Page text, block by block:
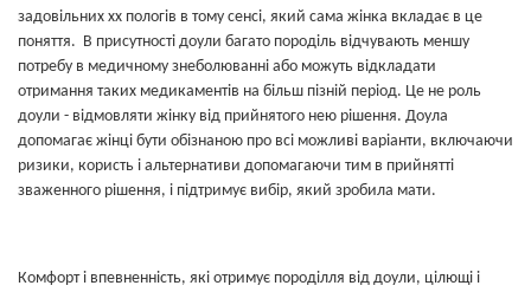
задовільних хх пологів в тому сенсі, який сама жінка вкладає в це
поняття. В присутності доули багато породіль відчувають меншу
потребу в медичному знеболюванні або можуть відкладати
отримання таких медикаментів на більш пізній період. Це не роль
доули - відмовляти жінку від прийнятого нею рішення. Доула
допомагає жінці бути обізнаною про всі можливі варіанти, включаючи
ризики, користь і альтернативи допомагаючи тим в прийнятті
зваженного рішення, і підтримує вибір, який зробила мати.
Комфорт і впевненність, які отримує породілля від доули, цілющі і